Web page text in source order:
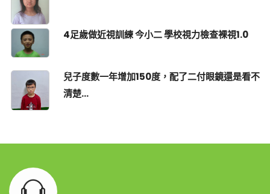
4足歲做近視訓練 今小二 學校視力檢查裸視1.0
兒子度數一年增加150度，配了二付眼鏡還是看不
清楚...